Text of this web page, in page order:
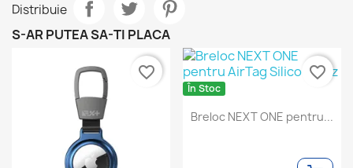
Distribuie
S-AR PUTEA SA-TI PLACA
favorite_border
În Stoc
Breloc NEXT ONE pentru...
favorite_border